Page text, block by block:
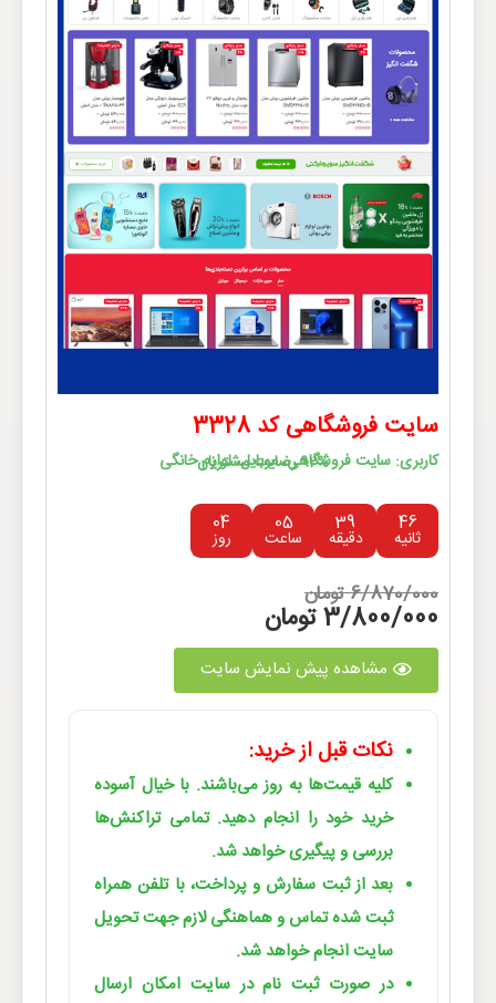
سایت فروشگاهی کد 3328
92% رضایت مشتریان
کاربری: سایت فروشگاهی، موبایل، لوازم خانگی
04
روز
05
ساعت
39
دقیقه
46
ثانیه
6/870/000 تومان
3/800/000 تومان
مشاهده پیش نمایش سایت
نکات قبل از خرید:
کلیه قیمت‌ها به روز می‌باشند. با خیال آسوده
خرید خود را انجام دهید. تمامی تراکنش‌ها
بررسی و پیگیری خواهد شد.
بعد از ثبت سفارش و پرداخت، با تلفن همراه
ثبت شده تماس و هماهنگی لازم جهت تحویل
سایت انجام خواهد شد.
در صورت ثبت نام در سایت امکان ارسال